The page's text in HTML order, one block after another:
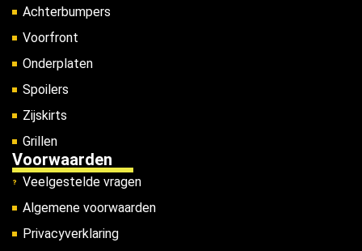
Achterbumpers
Voorfront
Onderplaten
Spoilers
Zijskirts
Grillen
Voorwaarden
Veelgestelde vragen
Algemene voorwaarden
Privacyverklaring